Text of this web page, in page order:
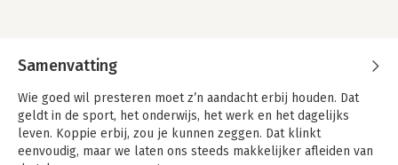
Samenvatting
Wie goed wil presteren moet z’n aandacht erbij houden. Dat
geldt in de sport, het onderwijs, het werk en het dagelijks
leven. Koppie erbij, zou je kunnen zeggen. Dat klinkt
eenvoudig, maar we laten ons steeds makkelijker afleiden van